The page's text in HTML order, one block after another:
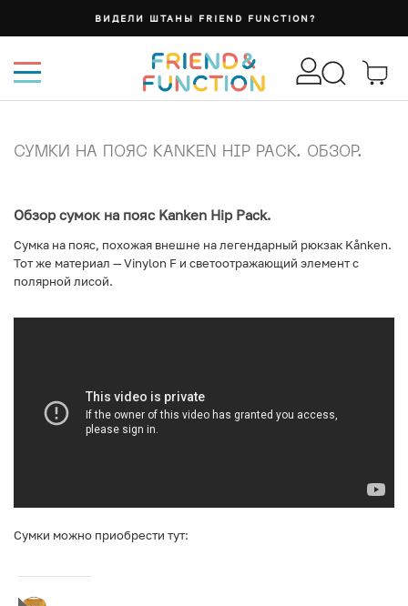
ВИДЕЛИ ШТАНЫ FRIEND FUNCTION?
СУМКИ НА ПОЯС KANKEN HIP PACK. ОБЗОР.
Обзор сумок на пояс Kanken Hip Pack.
Сумка на пояс, похожая внешне на легендарный рюкзак Kånken.
Тот же материал — Vinylon F и светоотражающий элемент с
полярной лисой.
Сумки можно приобрести тут: